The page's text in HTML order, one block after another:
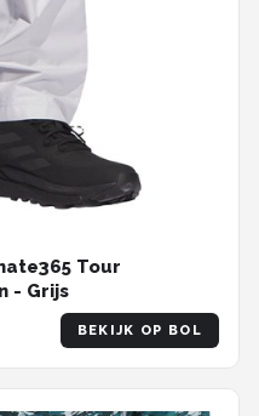
Tour
- Grijs
BEKIJK OP BOL